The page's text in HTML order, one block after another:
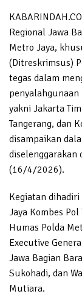
Regional Jawa
Metro Jaya,
(Ditreskrimsus)
tegas dalam
penyalahgunaan
yakni Jakarta
Tangerang, dan
disampaikan
diselenggarakan
(16/4/2026).
Kegiatan
Jaya Kombes
Humas Polda
Executive
Jawa Bagian
Sukohadi, dan
Mutiara.